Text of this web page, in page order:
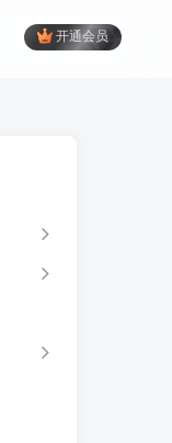
开通会员